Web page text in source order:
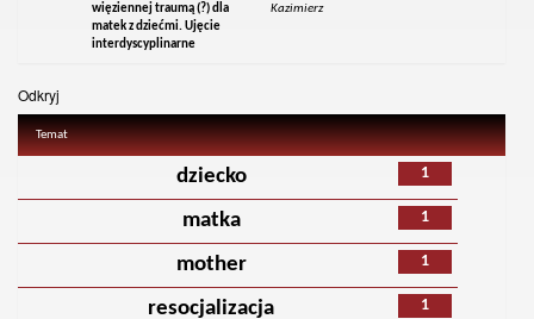
więziennej traumą (?) dla
matek z dziećmi. Ujęcie
interdyscyplinarne
Kazimierz
Odkryj
Temat
1
dziecko
1
matka
1
mother
1
resocjalizacja